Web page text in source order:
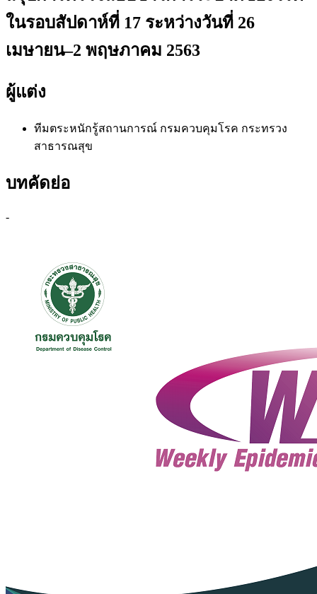
ในรอบสัปดาห์ที่ 17 ระหว่างวันที่ 26
เมษายน–2 พฤษภาคม 2563
ผู้แต่ง
ทีมตระหนักรู้สถานการณ์ กรมควบคุมโรค กระทรวง
สาธารณสุข
บทคัดย่อ
-